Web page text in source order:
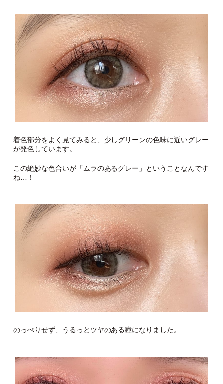
着色部分をよく見てみると、少しグリーンの色味に近いグレー
が発色しています。
この絶妙な色合いが「ムラのあるグレー」ということなんです
ね…！
のっぺりせず、うるっとツヤのある瞳になりました。